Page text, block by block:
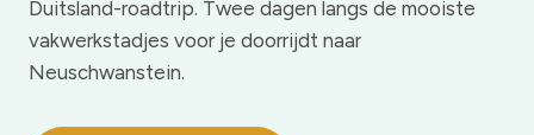
Duitsland-roadtrip. Twee dagen langs de mooiste
vakwerkstadjes voor je doorrijdt naar
Neuschwanstein.